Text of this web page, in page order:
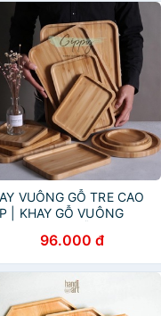
VUÔNG GỖ TRE CAO
| KHAY GỖ VUÔNG
96.000 đ